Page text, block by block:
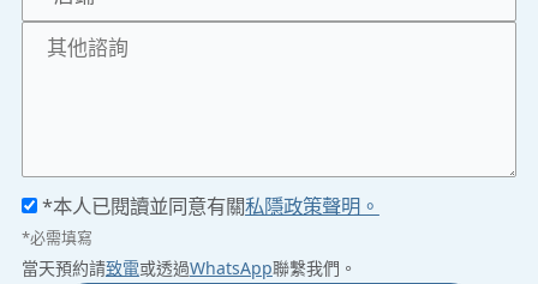
*本人已閱讀並同意有關私隱政策聲明。
*必需填寫
當天預約請致電或透過WhatsApp聯繫我們。